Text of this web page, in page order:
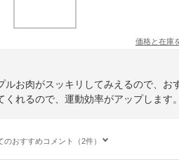
価格と在庫
お肉がスッキリしてみえるので、お
れるので、運動効率がアップします。
のおすすめコメント（2件）